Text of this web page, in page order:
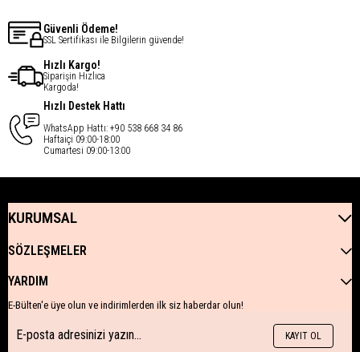
Güvenli Ödeme!
SSL Sertifikası ile Bilgilerin güvende!
Hızlı Kargo!
Siparişin Hızlıca
Kargoda!
Hızlı Destek Hattı
WhatsApp Hattı: +90 538 668 34 86
Haftaiçi 09:00-18:00
Cumartesi 09:00-13:00
KURUMSAL
SÖZLEŞMELER
YARDIM
E-Bülten'e üye olun ve indirimlerden ilk siz haberdar olun!
KAYIT OL